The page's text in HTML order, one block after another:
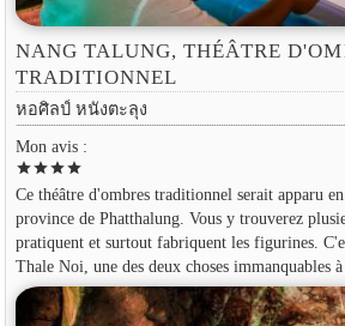
NANG TALUNG, THÉÂTRE
TRADITIONNEL
หอศิลป์ หนังตะลุง
Mon avis :
starstarstarstar
Ce théâtre d'ombres traditionnel serait apparu
province de Phatthalung. Vous y trouverez
pratiquent et surtout fabriquent les figurines.
Thale Noi, une des deux choses immanquables